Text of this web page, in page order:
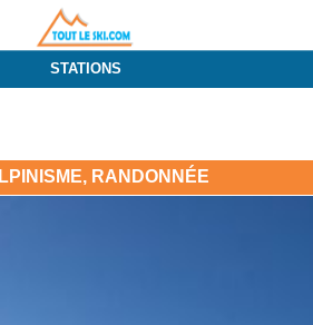
STATIONS
RANDONNÉE